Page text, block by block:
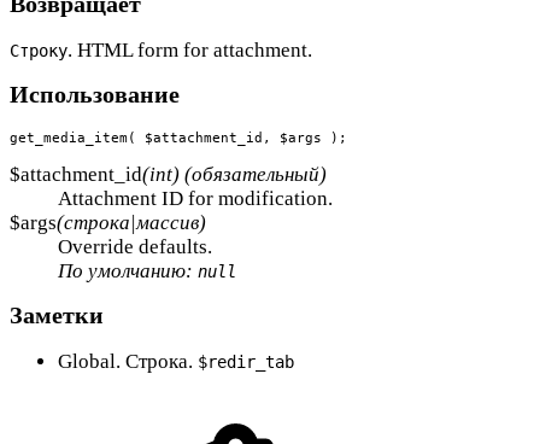
Строку. HTML form for attachment.
Использование
get_media_item( $attachment_id, $args );
$attachment_id(int) (обязательный)
Attachment ID for modification.
$args(строка|массив)
Override defaults.
По умолчанию: null
Заметки
Global. Строка. $redir_tab